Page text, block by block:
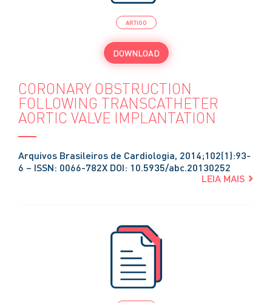
ARTIGO
DOWNLOAD
CORONARY OBSTRUCTION
FOLLOWING TRANSCATHETER
AORTIC VALVE IMPLANTATION
Arquivos Brasileiros de Cardiologia, 2014;102(1):93-
6 – ISSN: 0066-782X DOI: 10.5935/abc.20130252
LEIA MAIS